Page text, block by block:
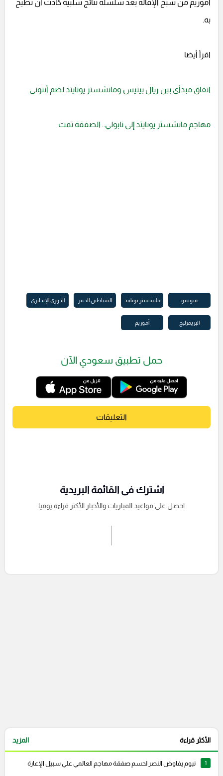
أموريم من شبح الإقالة بعد سلسلة نتائج سلبية كادت أن تُطيح
به.
اقرأ أيضا
اتفاق مبدأي بين ريال بيتيس ومانشستر يونايتد لضم أنتوني
مهاجم مانشستر يونايتد إلى نابولي.. الصفقة تمت
مبويمو مانشستر يونايتد الشياطين الحمر الدوري الإنجليزي
البريمرليج أموريم
حمل تطبيق سعودي الآن
التعليقات
اشترك فى القائمة البريدية
احصل على مواعيد المباريات والأخبار الأكثر قراءة يوميا
الأكثر قراءة المزيد
1 نيوم يفاوض النصر لحسم صفقة مهاجم العالمي علي سبيل الإعارة